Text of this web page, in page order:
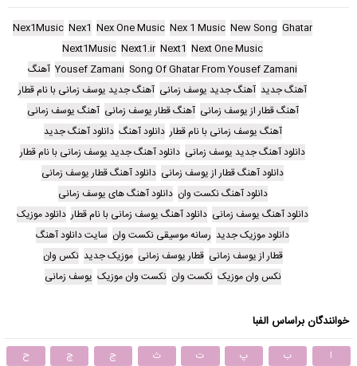
Ghatar
New Song
Nex 1 Music
Nex One Music
Nex1
Nex1Music
Next One Music
Next1
Next1.ir
Next1Music
Song Of Ghatar From Yousef Zamani
Yousef Zamani آهنگ
آهنگ جدید آهنگ جدید یوسف زمانی آهنگ جدید یوسف زمانی با نام قطار
آهنگ قطار از یوسف زمانی آهنگ قطار یوسف زمانی آهنگ یوسف زمانی
آهنگ یوسف زمانی با نام قطار دانلود آهنگ دانلود آهنگ جدید
دانلود آهنگ جدید یوسف زمانی دانلود آهنگ جدید یوسف زمانی با نام قطار
دانلود آهنگ قطار از یوسف زمانی دانلود آهنگ قطار یوسف زمانی
دانلود آهنگ نکست وان دانلود آهنگ های یوسف زمانی
دانلود آهنگ یوسف زمانی دانلود آهنگ یوسف زمانی با نام قطار دانلود موزیک
دانلود موزیک جدید رسانه موسیقی نکست وان سایت دانلود آهنگ
قطار از یوسف زمانی قطار یوسف زمانی موزیک جدید نکس وان
نکس وان موزیک نکست وان نکست وان موزیک یوسف زمانی
خوانندگان براساس الفبا
ا ب پ ت ث ج چ
ح